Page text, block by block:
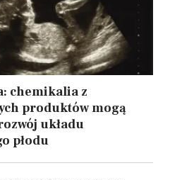
chemikalia z
produktów mogą
układu
płodu